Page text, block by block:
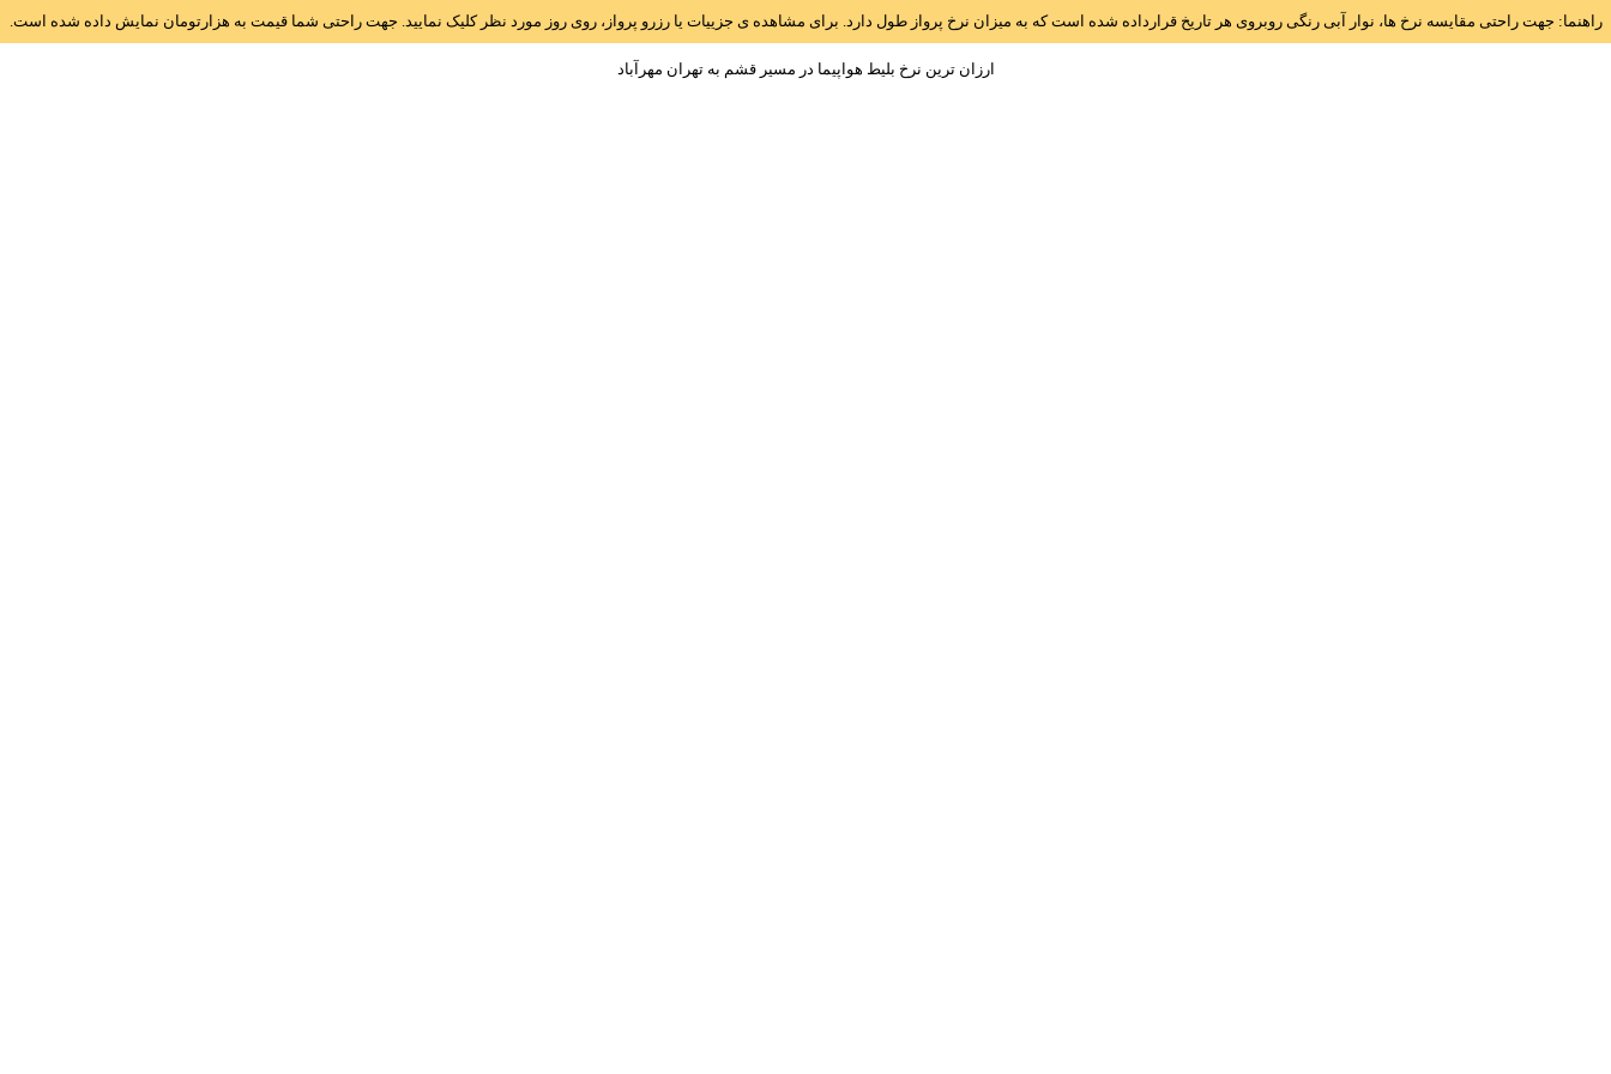
راهنما: جهت راحتی مقایسه نرخ ها، نوار آبی رنگی روبروی هر تاریخ قرارداده شده است که به میزان نرخ پرواز طول دارد. برای مشاهده ی جزییات یا رزرو پرواز، روی روز مورد نظر کلیک نمایید. جهت راحتی شما قیمت به هزارتومان نمایش داده شده است.
ارزان ترین نرخ بلیط هواپیما در مسیر قشم به تهران مهرآباد